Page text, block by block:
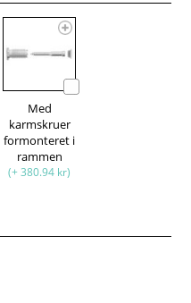
Med
karmskruer
formonteret i
rammen
(+ 380.94 kr)